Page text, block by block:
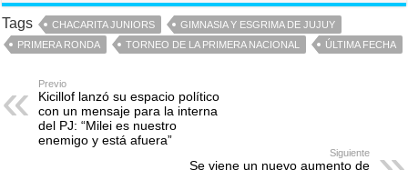
Tags CHACARITA JUNIORS
GIMNASIA Y ESGRIMA DE JUJUY
PRIMERA RONDA
TORNEO DE LA PRIMERA NACIONAL ÚLTIMA FECHA
Previo
Kicillof lanzó su espacio político
con un mensaje para la interna
del PJ: “Milei es nuestro
enemigo y está afuera”
Siguiente
Se viene un nuevo aumento de